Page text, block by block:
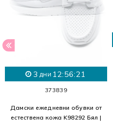
3 дни 12:56:21
373839
Дамски ежедневни обувки от
естествена кожа K98292 Бял |